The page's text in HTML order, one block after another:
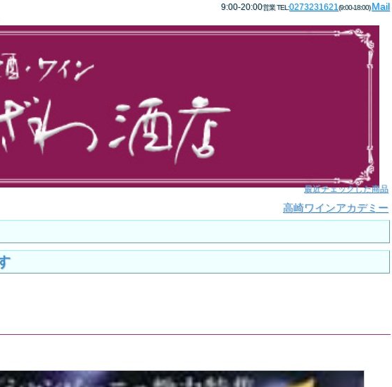
9:00-20:00営業 TEL:0273231621(9:00-18:00)Mail
最近チェックした商品
高崎ワインアカデミー